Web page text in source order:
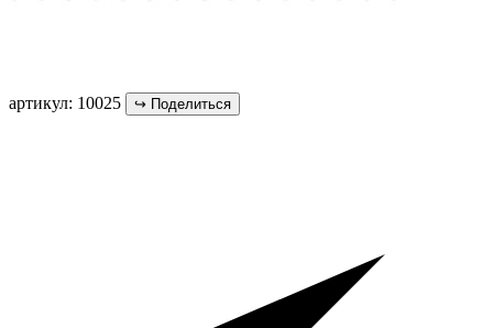
артикул: 10025 ↪ Поделиться